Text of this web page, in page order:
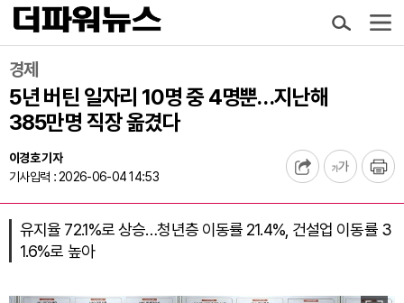
경제
5년 버틴 일자리 10명 중 4명뿐…지난해
385만명 직장 옮겼다
이경호 기자
기사입력 : 2026-06-04 14:53
유지율 72.1%로 상승…청년층 이동률 21.4%, 건설업 이동률 3
1.6%로 높아